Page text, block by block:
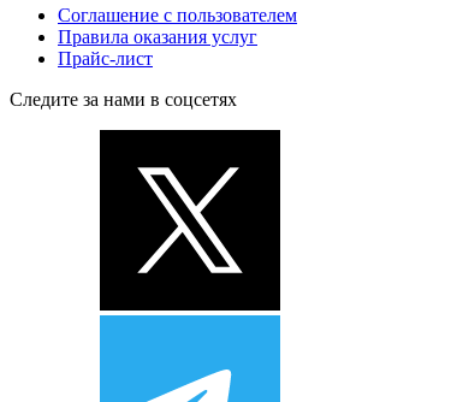
Соглашение с пользователем
Правила оказания услуг
Прайс-лист
Следите за нами в соцсетях